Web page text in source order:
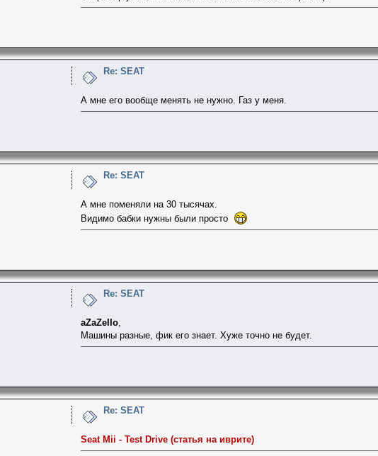
Re: SEAT
А мне его вообще менять не нужно. Газ у меня.
Re: SEAT
А мне поменяли на 30 тысячах.
Видимо бабки нужны были просто
Re: SEAT
aZaZello,
Машины разные, фик его знает. Хуже точно не будет.
Re: SEAT
Seat Mii - Test Drive (статья на иврите)